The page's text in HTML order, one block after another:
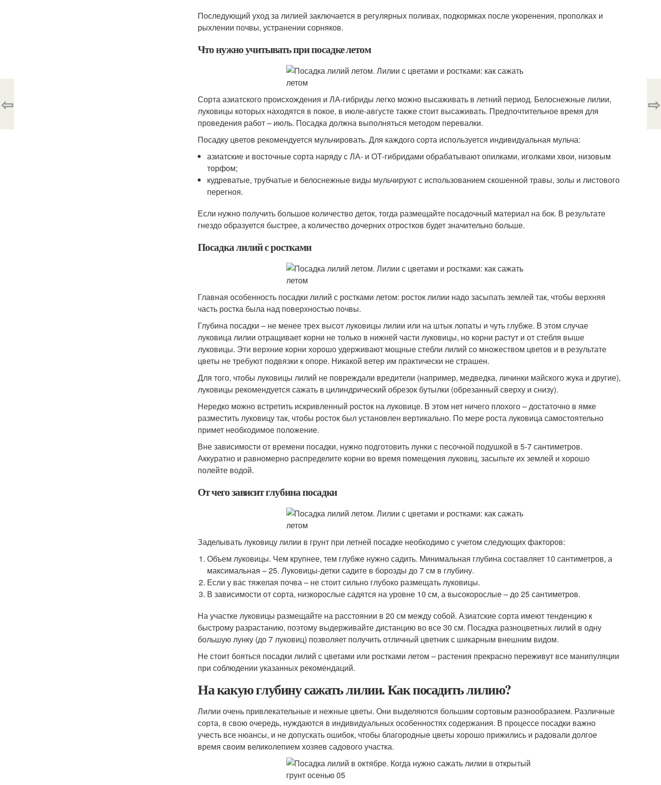
Последующий уход за лилией заключается в регулярных поливах, подкормках после укоренения, прополках и
рыхлении почвы, устранении сорняков.
Что нужно учитывать при посадке летом
Сорта азиатского происхождения и ЛА-гибриды легко можно высаживать в летний период. Белоснежные лилии,
луковицы которых находятся в покое, в июле-августе также стоит высаживать. Предпочтительное время для
проведения работ – июль. Посадка должна выполняться методом перевалки.
Посадку цветов рекомендуется мульчировать. Для каждого сорта используется индивидуальная мульча:
азиатские и восточные сорта наряду с ЛА- и ОТ-гибридами обрабатывают опилками, иголками хвои, низовым
торфом;
кудреватые, трубчатые и белоснежные виды мульчируют с использованием скошенной травы, золы и листового
перегноя.
Если нужно получить большое количество деток, тогда размещайте посадочный материал на бок. В результате
гнездо образуется быстрее, а количество дочерних отростков будет значительно больше.
Посадка лилий с ростками
Главная особенность посадки лилий с ростками летом: росток лилии надо засыпать землей так, чтобы верхняя
часть ростка была над поверхностью почвы.
Глубина посадки – не менее трех высот луковицы лилии или на штык лопаты и чуть глубже. В этом случае
луковица лилии отращивает корни не только в нижней части луковицы, но корни растут и от стебля выше
луковицы. Эти верхние корни хорошо удерживают мощные стебли лилий со множеством цветов и в результате
цветы не требуют подвязки к опоре. Никакой ветер им практически не страшен.
Для того, чтобы луковицы лилий не повреждали вредители (например, медведка, личинки майского жука и другие),
луковицы рекомендуется сажать в цилиндрический обрезок бутылки (обрезанный сверху и снизу).
Нередко можно встретить искривленный росток на луковице. В этом нет ничего плохого – достаточно в ямке
разместить луковицу так, чтобы росток был установлен вертикально. По мере роста луковица самостоятельно
примет необходимое положение.
Вне зависимости от времени посадки, нужно подготовить лунки с песочной подушкой в 5-7 сантиметров.
Аккуратно и равномерно распределите корни во время помещения луковиц, засыпьте их землей и хорошо
полейте водой.
От чего зависит глубина посадки
Заделывать луковицу лилии в грунт при летней посадке необходимо с учетом следующих факторов:
Объем луковицы. Чем крупнее, тем глубже нужно садить. Минимальная глубина составляет 10 сантиметров, а
максимальная – 25. Луковицы-детки садите в борозды до 7 см в глубину.
Если у вас тяжелая почва – не стоит сильно глубоко размещать луковицы.
В зависимости от сорта, низкорослые садятся на уровне 10 см, а высокорослые – до 25 сантиметров.
На участке луковицы размещайте на расстоянии в 20 см между собой. Азиатские сорта имеют тенденцию к
быстрому разрастанию, поэтому выдерживайте дистанцию во все 30 см. Посадка разноцветных лилий в одну
большую лунку (до 7 луковиц) позволяет получить отличный цветник с шикарным внешним видом.
Не стоит бояться посадки лилий с цветами или ростками летом – растения прекрасно переживут все манипуляции
при соблюдении указанных рекомендаций.
На какую глубину сажать лилии. Как посадить лилию?
Лилии очень привлекательные и нежные цветы. Они выделяются большим сортовым разнообразием. Различные
сорта, в свою очередь, нуждаются в индивидуальных особенностях содержания. В процессе посадки важно
учесть все нюансы, и не допускать ошибок, чтобы благородные цветы хорошо прижились и радовали долгое
время своим великолепием хозяев садового участка.
⇦ ⇨